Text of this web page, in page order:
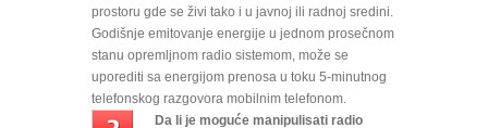
prostoru gde se živi tako i u javnoj ili radnoj sredini.
Godišnje emitovanje energije u jednom prosečnom
stanu opremljnom radio sistemom, može se
uporediti sa energijom prenosa u toku 5-minutnog
telefonskog razgovora mobilnim telefonom.
Da li je moguće manipulisati radio